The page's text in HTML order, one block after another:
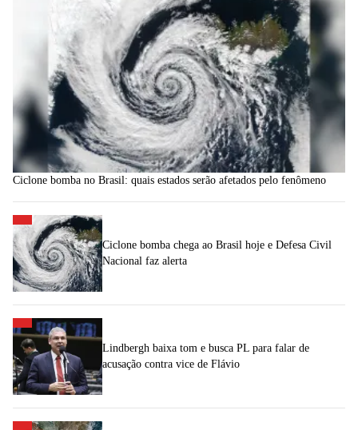
Ciclone bomba no Brasil: quais estados serão afetados pelo fenômeno
Ciclone bomba chega ao Brasil hoje e Defesa Civil
Nacional faz alerta
Lindbergh baixa tom e busca PL para falar de
acusação contra vice de Flávio